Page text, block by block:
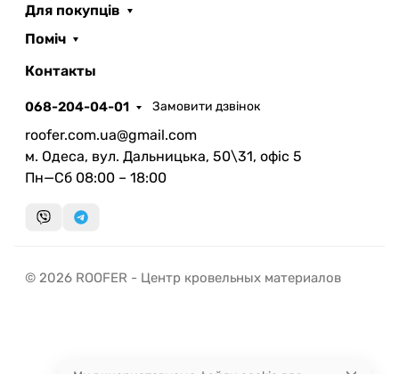
Для покупців
Поміч
Контакты
068-204-04-01 Замовити дзвінок
roofer.com.ua@gmail.com
м. Одеса, вул. Дальницька, 50\31, офіс 5
Пн—Сб 08:00 – 18:00
© 2026 ROOFER - Центр кровельных материалов
миттєвий зворотний виклик